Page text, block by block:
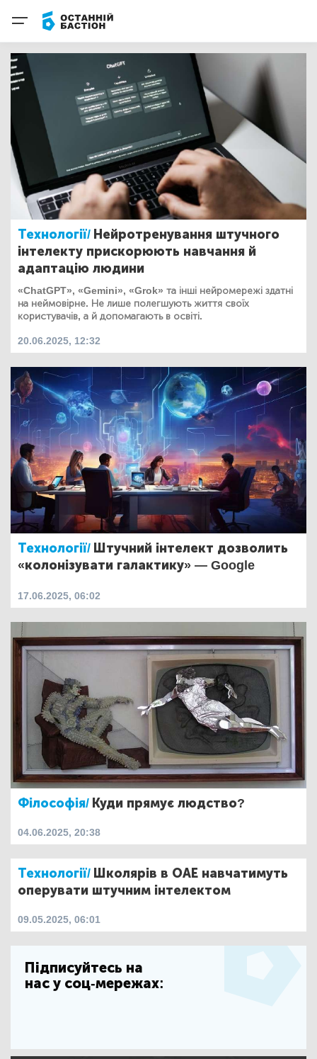
Технології/ Нейротренування штучного
інтелекту прискорюють навчання й
адаптацію людини
«ChatGPT», «Gemini», «Grok» та інші нейромережі здатні
на неймовірне. Не лише полегшують життя своїх
користувачів, а й допомагають в освіті.
20.06.2025, 12:32
Технології/ Штучний інтелект дозволить
«колонізувати галактику» — Google
17.06.2025, 06:02
Філософія/ Куди прямує людство?
04.06.2025, 20:38
Технології/ Школярів в ОАЕ навчатимуть
оперувати штучним інтелектом
09.05.2025, 06:01
Підписуйтесь на
нас у соц-мережах: